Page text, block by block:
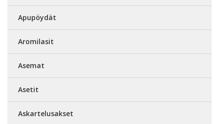
Apupöydät
Aromilasit
Asemat
Asetit
Askartelusakset